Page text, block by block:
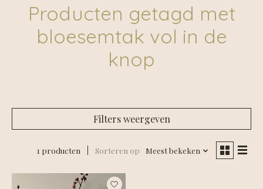
Producten getagd met
bloesemtak vol in de
knop
Filters weergeven
1 producten Sorteren op Meest bekeken